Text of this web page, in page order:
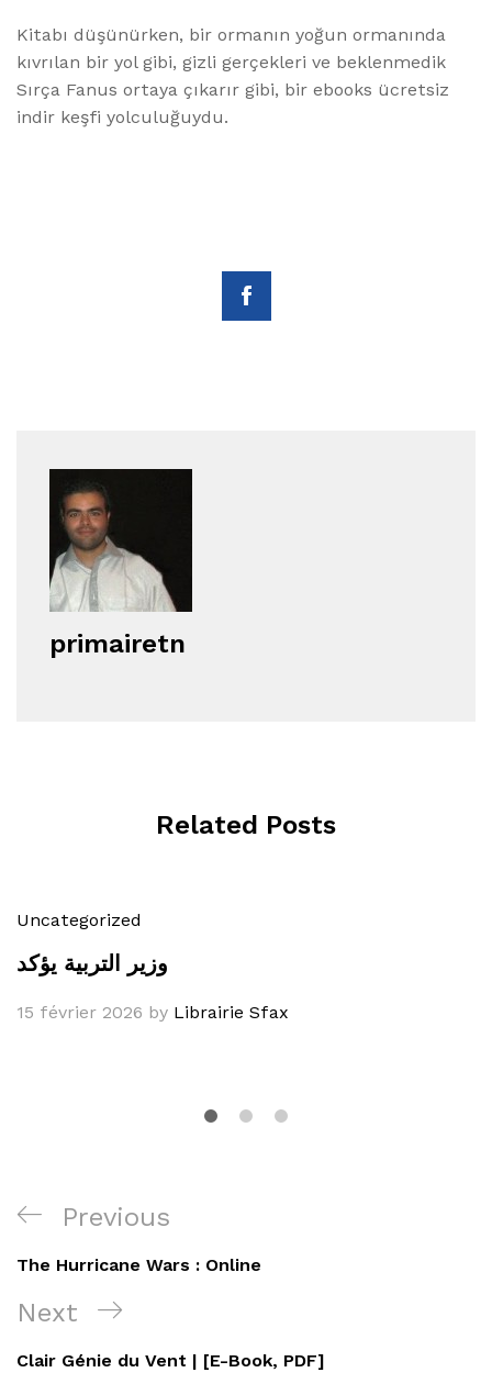
Kitabı düşünürken, bir ormanın yoğun ormanında
kıvrılan bir yol gibi, gizli gerçekleri ve beklenmedik
Sırça Fanus ortaya çıkarır gibi, bir ebooks ücretsiz
indir keşfi yolculuğuydu.
primairetn
Related Posts
Uncategorized
وزير التربية يؤكد
15 février 2026 by Librairie Sfax
Navigation
de
l’article
Previous
Post
Previous
The Hurricane Wars : Online
Next
Post
Next
Clair Génie du Vent | [E-Book, PDF]